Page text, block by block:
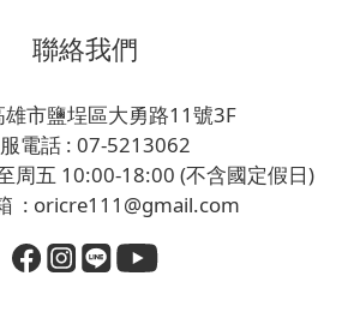
聯絡我們
雄市鹽埕區大勇路11號3F
電話 : 07-5213062
周五 10:00-18:00 (不含國定假日)
: oricre111@gmail.com